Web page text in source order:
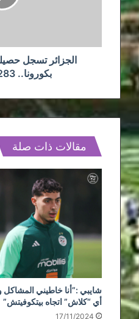
جديدة
الجزائر تسجل
بكورونا.. 283 حالة جديدة
مقالات ذات صلة
شايبي :”أنا خاطيني المشاكل
أي “كلاش” اتجاه بيتكوفيتش”
17/11/2024